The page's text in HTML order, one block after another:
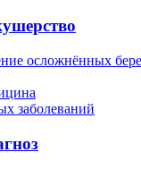
осложнённых
заболеваний